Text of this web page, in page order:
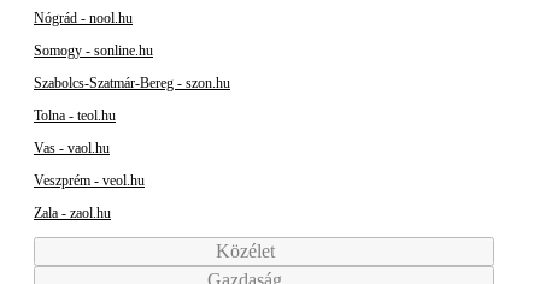
Nógrád - nool.hu
Somogy - sonline.hu
Szabolcs-Szatmár-Bereg - szon.hu
Tolna - teol.hu
Vas - vaol.hu
Veszprém - veol.hu
Zala - zaol.hu
Közélet
Gazdaság